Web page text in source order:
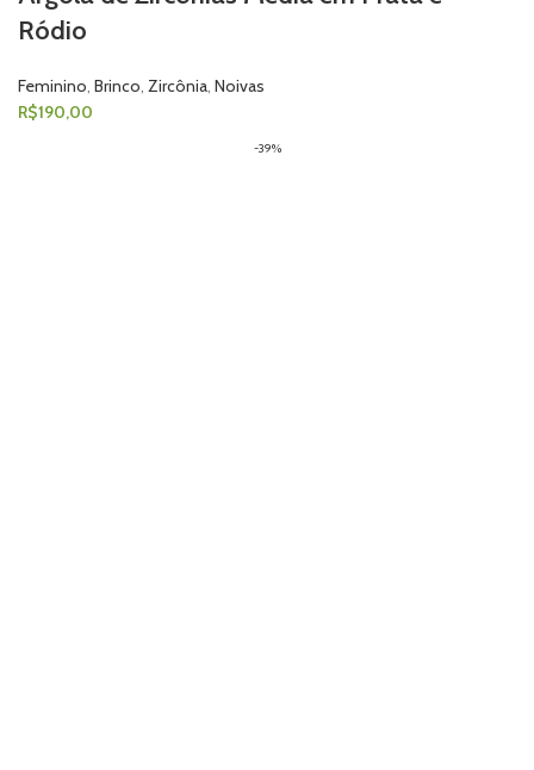
Ródio
Feminino Brinco Zircônia Noivas
R$190,00
-39%